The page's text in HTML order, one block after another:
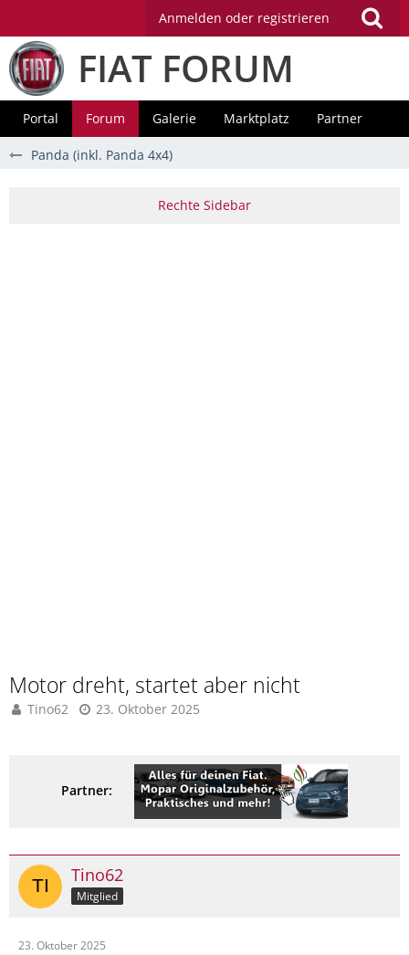
Anmelden oder registrieren
FIAT FORUM
Portal Forum Galerie Marktplatz Partner
Panda (inkl. Panda 4x4)
Motor dreht, startet aber nicht
Tino62 23. Oktober 2025
Partner:
Tino62
Mitglied
23. Oktober 2025